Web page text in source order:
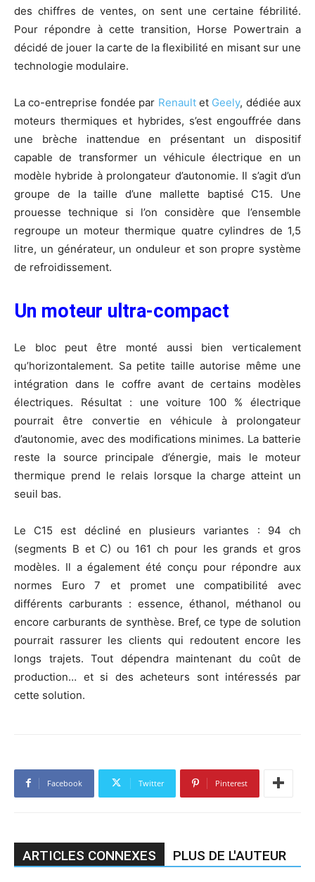
des chiffres de ventes, on sent une certaine fébrilité.
Pour répondre à cette transition, Horse Powertrain a
décidé de jouer la carte de la flexibilité en misant sur une
technologie modulaire.
La co-entreprise fondée par Renaultet Geely, dédiée aux
moteurs thermiques et hybrides, s’est engouffrée dans
une brèche inattendue en présentant un dispositif
capable de transformer un véhicule électrique en un
modèle hybride à prolongateur d’autonomie. Il s’agit d’un
groupe de la taille d’une mallette baptisé C15. Une
prouesse technique si l’on considère que l’ensemble
regroupe un moteur thermique quatre cylindres de 1,5
litre, un générateur, un onduleur et son propre système
de refroidissement.
Un moteur ultra-compact
Le bloc peut être monté aussi bien verticalement
qu’horizontalement. Sa petite taille autorise même une
intégration dans le coffre avant de certains modèles
électriques. Résultat : une voiture 100 % électrique
pourrait être convertie en véhicule à prolongateur
d’autonomie, avec des modifications minimes. La batterie
reste la source principale d’énergie, mais le moteur
thermique prend le relais lorsque la charge atteint un
seuil bas.
Le C15 est décliné en plusieurs variantes : 94 ch
(segments B et C) ou 161 ch pour les grands et gros
modèles. Il a également été conçu pour répondre aux
normes Euro 7 et promet une compatibilité avec
différents carburants : essence, éthanol, méthanol ou
encore carburants de synthèse. Bref, ce type de solution
pourrait rassurer les clients qui redoutent encore les
longs trajets. Tout dépendra maintenant du coût de
production… et si des acheteurs sont intéressés par
cette solution.
Facebook Twitter Pinterest
ARTICLES CONNEXES PLUS DE L'AUTEUR